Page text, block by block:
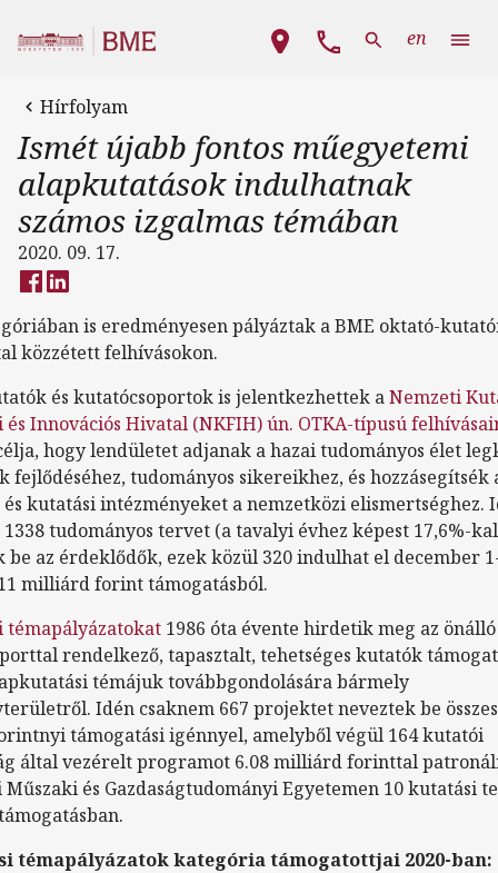
Fő navigáció
en
Hírfolyam
Ismét újabb fontos műegyetemi
alapkutatások indulhatnak
számos izgalmas témában
2020. 09. 17.
is eredményesen pályáztak a BME oktató-
közzétett felhívásokon.
és kutatócsoportok is jelentkezhettek aNemzeti
és Innovációs Hivatal (NKFIH) ún. OTKA-típusú
hogy lendületet adjanak a hazai tudományos élet
fejlődéséhez, tudományos sikereikhez, és hozzásegítsék
kutatási intézményeket a nemzetközi elismertséghez.
tudományos tervet (a tavalyi évhez képest 17,6%-
az érdeklődők, ezek közül 320 indulhat el december
milliárd forint támogatásból.
témapályázatokat1986 óta évente hirdetik meg az önálló
rendelkező, tapasztalt, tehetséges kutatók
témájuk továbbgondolására bármely
Idén csaknem 667 projektet neveztek be
támogatási igénnyel, amelyből végül 164 kutatói
által vezérelt programot 6.08 milliárd forinttal
és Gazdaságtudományi Egyetemen 10 kutatási
témapályázatok kategória támogatottjai 2020-ban: